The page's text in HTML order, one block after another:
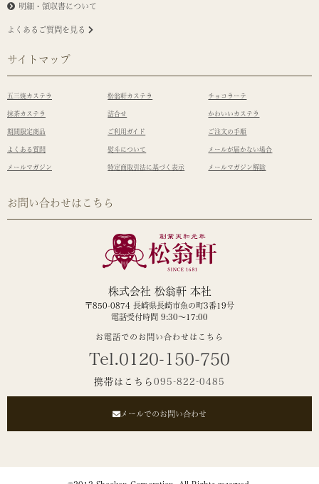
明細・領収書について
よくあるご質問を見る
サイトマップ
五三焼カステラ 松翁軒カステラ チョコラーテ
抹茶カステラ 詰合せ かわいいカステラ
期間限定商品 ご利用ガイド ご注文の手順
よくある質問 熨斗について メールが届かない場合
メールマガジン 特定商取引法に基づく表示 メールマガジン解除
お問い合わせはこちら
株式会社 松翁軒 本社
〒850-0874 長崎県長崎市魚の町3番19号
電話受付時間 9:30～17:00
お電話でのお問い合わせはこちら
Tel.0120-150-750
携帯はこちら 095-822-0485
メールでのお問い合わせ